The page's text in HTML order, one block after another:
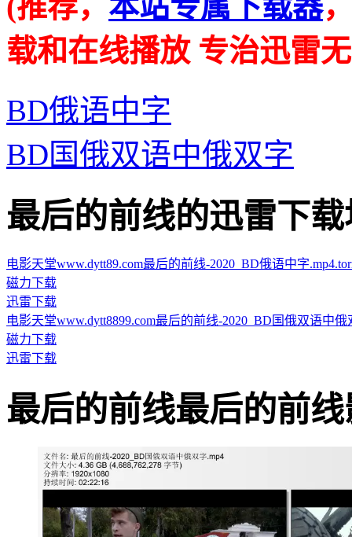
载和在线播放 专治迅雷
BD俄语中字
BD国俄双语中俄双字
最后的前线的迅雷下载
电影天堂www.dytt89.com最后的前线-2020_BD俄语中字
磁力下载
迅雷下载
电影天堂www.dytt8899.com最后的前线-2020_BD国俄双语中俄
磁力下载
迅雷下载
最后的前线最后的前线